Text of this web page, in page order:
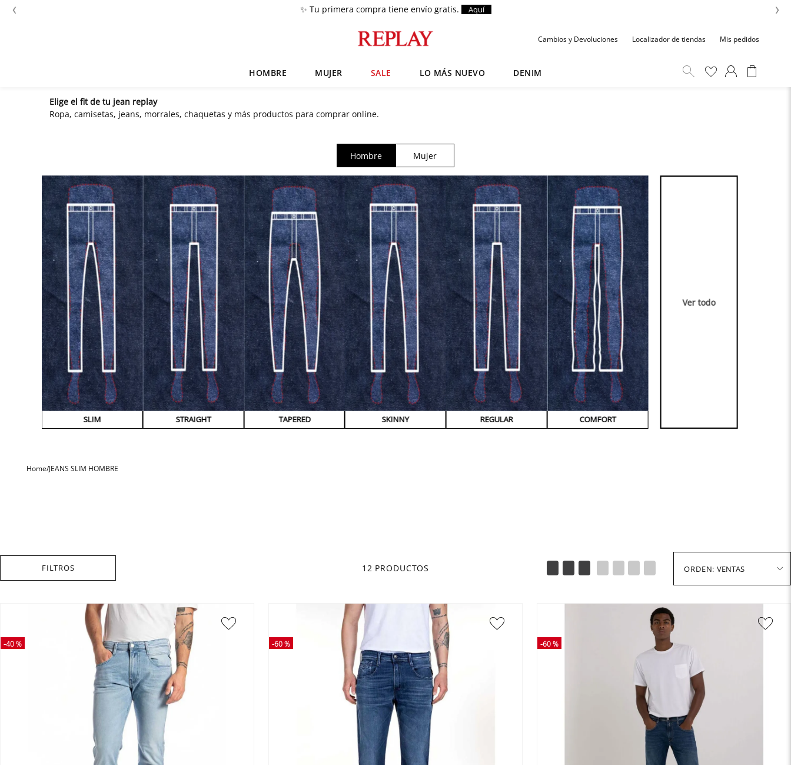
‹ ✨ Tu primera compra tiene envío gratis. Aquí ›
Cambios y Devoluciones Localizador de tiendas Mis pedidos
HOMBRE MUJER SALE LO MÁS NUEVO DENIM
Elige el fit de tu jean replay
Ropa, camisetas, jeans, morrales, chaquetas y más productos para comprar online.
Hombre Mujer
SLIM STRAIGHT TAPERED SKINNY REGULAR COMFORT
Ver todo
JEANS SLIM HOMBRE
FILTROS 12 PRODUCTOS VENTAS
-40 % -60 % -60 %
1. Zapatos
Anbass
4. Cargo
. Sartoriale